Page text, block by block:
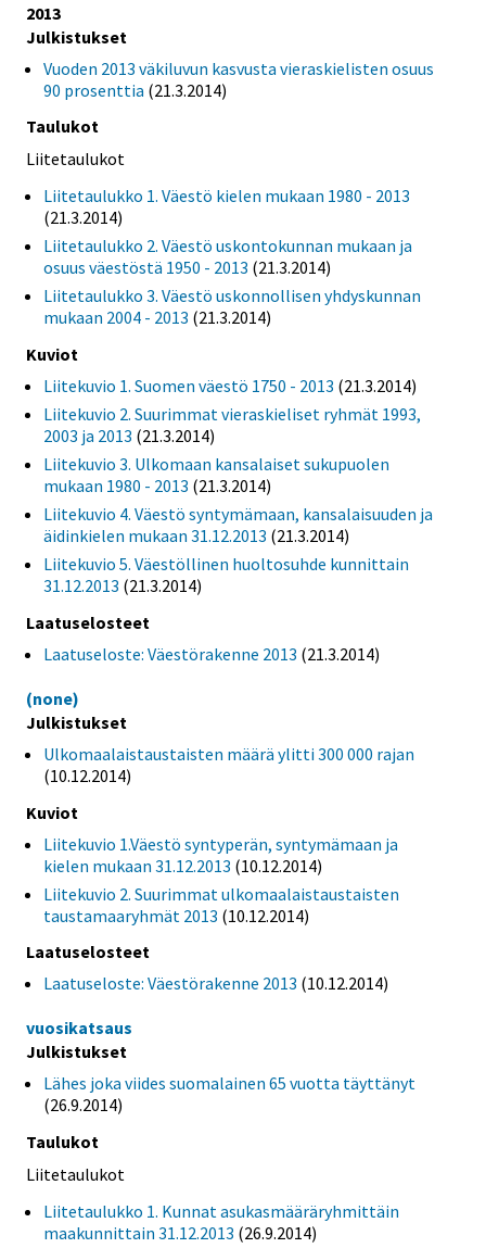
2013
Julkistukset
Vuoden 2013 väkiluvun kasvusta vieraskielisten osuus
90 prosenttia (21.3.2014)
Taulukot
Liitetaulukot
Liitetaulukko 1. Väestö kielen mukaan 1980 - 2013
(21.3.2014)
Liitetaulukko 2. Väestö uskontokunnan mukaan ja
osuus väestöstä 1950 - 2013 (21.3.2014)
Liitetaulukko 3. Väestö uskonnollisen yhdyskunnan
mukaan 2004 - 2013 (21.3.2014)
Kuviot
Liitekuvio 1. Suomen väestö 1750 - 2013 (21.3.2014)
Liitekuvio 2. Suurimmat vieraskieliset ryhmät 1993,
2003 ja 2013 (21.3.2014)
Liitekuvio 3. Ulkomaan kansalaiset sukupuolen
mukaan 1980 - 2013 (21.3.2014)
Liitekuvio 4. Väestö syntymämaan, kansalaisuuden ja
äidinkielen mukaan 31.12.2013 (21.3.2014)
Liitekuvio 5. Väestöllinen huoltosuhde kunnittain
31.12.2013 (21.3.2014)
Laatuselosteet
Laatuseloste: Väestörakenne 2013 (21.3.2014)
(none)
Julkistukset
Ulkomaalaistaustaisten määrä ylitti 300 000 rajan
(10.12.2014)
Kuviot
Liitekuvio 1.Väestö syntyperän, syntymämaan ja
kielen mukaan 31.12.2013 (10.12.2014)
Liitekuvio 2. Suurimmat ulkomaalaistaustaisten
taustamaaryhmät 2013 (10.12.2014)
Laatuselosteet
Laatuseloste: Väestörakenne 2013 (10.12.2014)
vuosikatsaus
Julkistukset
Lähes joka viides suomalainen 65 vuotta täyttänyt
(26.9.2014)
Taulukot
Liitetaulukot
Liitetaulukko 1. Kunnat asukasmääräryhmittäin
maakunnittain 31.12.2013 (26.9.2014)